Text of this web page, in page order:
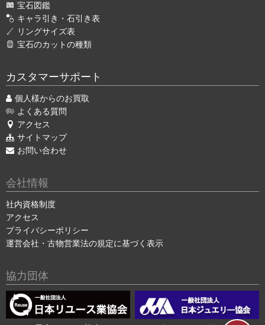
宝石図鑑
キャラ引き・石引き表
リングサイズ表
宝石のカットの種類
カスタマーサポート
個人様からのお買取
よくある質問
アクセス
サイトマップ
お問い合わせ
会社情報
社内資格制度
アクセス
プライバシーポリシー
運営会社・古物営業法の規定に基づく表示
協力団体